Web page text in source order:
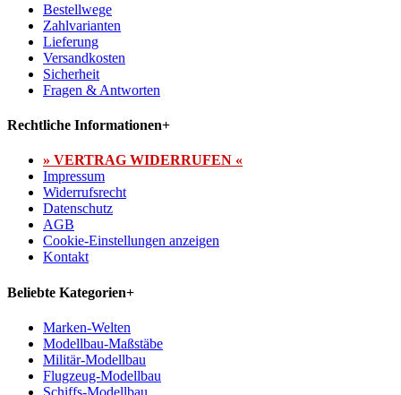
Bestellwege
Zahlvarianten
Lieferung
Versandkosten
Sicherheit
Fragen & Antworten
Rechtliche Informationen+
» VERTRAG WIDERRUFEN «
Impressum
Widerrufsrecht
Datenschutz
AGB
Cookie-Einstellungen anzeigen
Kontakt
Beliebte Kategorien+
Marken-Welten
Modellbau-Maßstäbe
Militär-Modellbau
Flugzeug-Modellbau
Schiffs-Modellbau